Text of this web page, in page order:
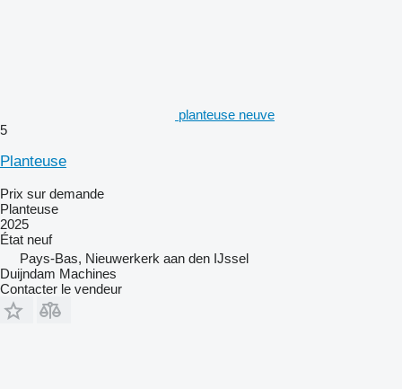
planteuse neuve
5
Planteuse
Prix sur demande
Planteuse
2025
État neuf
Pays-Bas, Nieuwerkerk aan den IJssel
Duijndam Machines
Contacter le vendeur